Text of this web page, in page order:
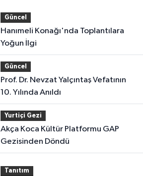
Güncel
Hanımeli Konağı'nda Toplantılara
Yoğun İlgi
Güncel
Prof. Dr. Nevzat Yalçıntaş Vefatının
10. Yılında Anıldı
Yurtiçi Gezi
Akça Koca Kültür Platformu GAP
Gezisinden Döndü
Tanıtım